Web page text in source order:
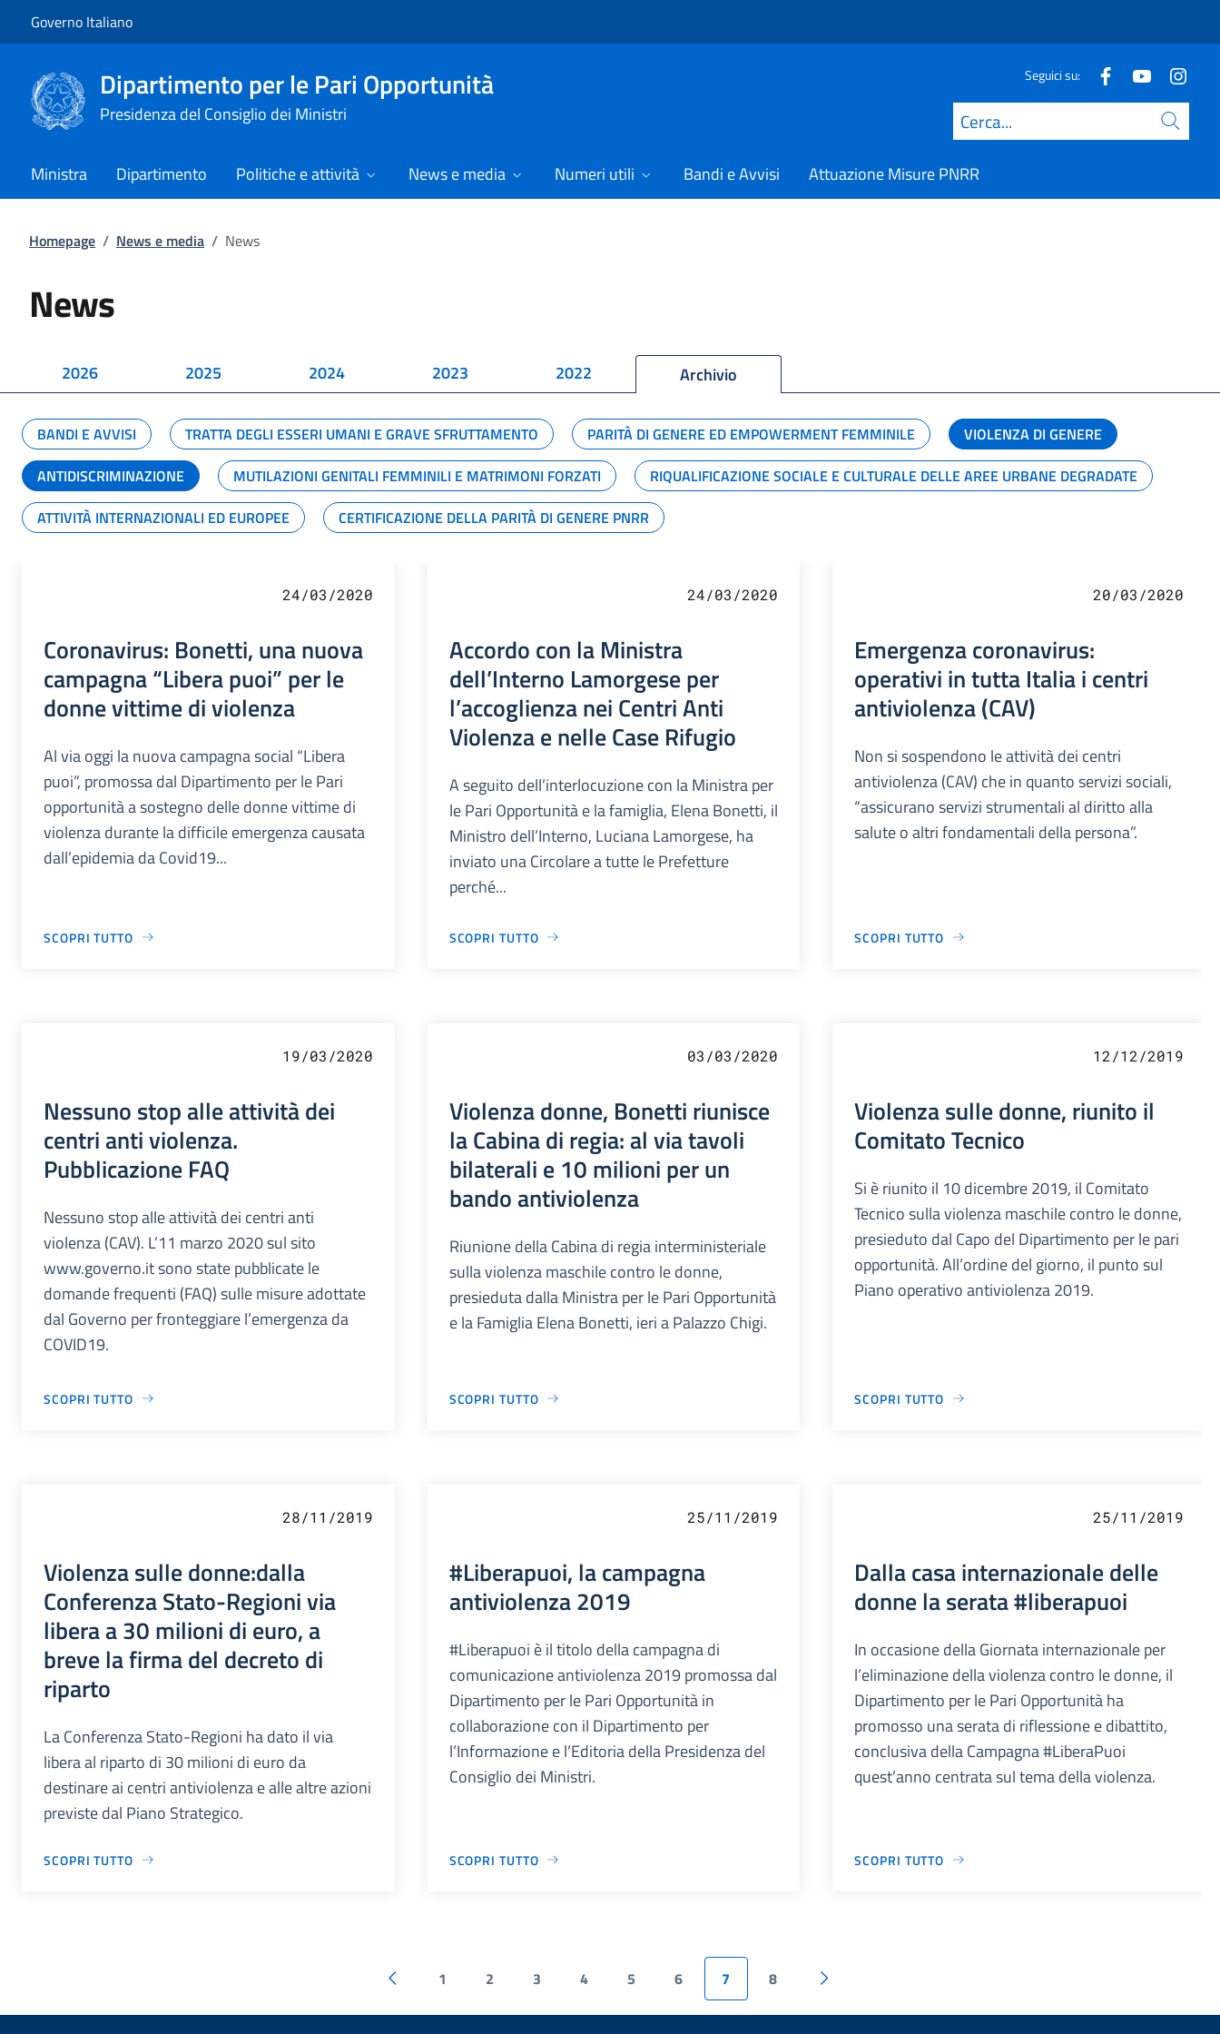
Governo Italiano
Dipartimento per le Pari Opportunità
Presidenza del Consiglio dei Ministri
Seguici su:
Cerca
Ministra Dipartimento Politiche e attività News e media Numeri utili Bandi e Avvisi Attuazione Misure PNRR
Homepage / News e media / News
News
2026 2025 2024 2023 2022 Archivio
BANDI E AVVISI TRATTA DEGLI ESSERI UMANI E GRAVE SFRUTTAMENTO PARITÀ DI GENERE ED EMPOWERMENT FEMMINILE
VIOLENZA DI GENERE
ANTIDISCRIMINAZIONE
MUTILAZIONI GENITALI FEMMINILI E MATRIMONI FORZATI
RIQUALIFICAZIONE SOCIALE E CULTURALE DELLE AREE URBANE DEGRADATE
ATTIVITÀ INTERNAZIONALI ED EUROPEE
CERTIFICAZIONE DELLA PARITÀ DI GENERE PNRR
24/03/2020
Coronavirus: Bonetti, una nuova
campagna “Libera puoi” per le
donne vittime di violenza
Al via oggi la nuova campagna social “Libera
puoi”, promossa dal Dipartimento per le Pari
opportunità a sostegno delle donne vittime di
violenza durante la difficile emergenza causata
dall’epidemia da Covid19...
SCOPRI TUTTO
24/03/2020
Accordo con la Ministra
dell’Interno Lamorgese per
l’accoglienza nei Centri Anti
Violenza e nelle Case Rifugio
A seguito dell’interlocuzione con la Ministra per
le Pari Opportunità e la famiglia, Elena Bonetti, il
Ministro dell’Interno, Luciana Lamorgese, ha
inviato una Circolare a tutte le Prefetture
perché...
SCOPRI TUTTO
20/03/2020
Emergenza coronavirus:
operativi in tutta Italia i centri
antiviolenza (CAV)
Non si sospendono le attività dei centri
antiviolenza (CAV) che in quanto servizi sociali,
“assicurano servizi strumentali al diritto alla
salute o altri fondamentali della persona”.
SCOPRI TUTTO
19/03/2020
Nessuno stop alle attività dei
centri anti violenza.
Pubblicazione FAQ
Nessuno stop alle attività dei centri anti
violenza (CAV). L’11 marzo 2020 sul sito
www.governo.it sono state pubblicate le
domande frequenti (FAQ) sulle misure adottate
dal Governo per fronteggiare l’emergenza da
COVID19.
SCOPRI TUTTO
03/03/2020
Violenza donne, Bonetti riunisce
la Cabina di regia: al via tavoli
bilaterali e 10 milioni per un
bando antiviolenza
Riunione della Cabina di regia interministeriale
sulla violenza maschile contro le donne,
presieduta dalla Ministra per le Pari Opportunità
e la Famiglia Elena Bonetti, ieri a Palazzo Chigi.
SCOPRI TUTTO
12/12/2019
Violenza sulle donne, riunito il
Comitato Tecnico
Si è riunito il 10 dicembre 2019, il Comitato
Tecnico sulla violenza maschile contro le donne,
presieduto dal Capo del Dipartimento per le pari
opportunità. All’ordine del giorno, il punto sul
Piano operativo antiviolenza 2019.
SCOPRI TUTTO
28/11/2019
Violenza sulle donne:dalla
Conferenza Stato-Regioni via
libera a 30 milioni di euro, a
breve la firma del decreto di
riparto
La Conferenza Stato-Regioni ha dato il via
libera al riparto di 30 milioni di euro da
destinare ai centri antiviolenza e alle altre azioni
previste dal Piano Strategico.
SCOPRI TUTTO
25/11/2019
#Liberapuoi, la campagna
antiviolenza 2019
#Liberapuoi è il titolo della campagna di
comunicazione antiviolenza 2019 promossa dal
Dipartimento per le Pari Opportunità in
collaborazione con il Dipartimento per
l’Informazione e l’Editoria della Presidenza del
Consiglio dei Ministri.
SCOPRI TUTTO
25/11/2019
Dalla casa internazionale delle
donne la serata #liberapuoi
In occasione della Giornata internazionale per
l’eliminazione della violenza contro le donne, il
Dipartimento per le Pari Opportunità ha
promosso una serata di riflessione e dibattito,
conclusiva della Campagna #LiberaPuoi
quest’anno centrata sul tema della violenza.
SCOPRI TUTTO
1 2 3 4 5 6 7 8